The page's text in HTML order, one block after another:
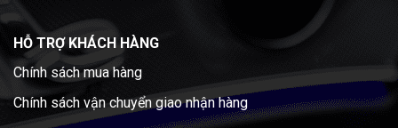
HỖ TRỢ KHÁCH HÀNG
Chính sách mua hàng
Chính sách vận chuyển giao nhận hàng